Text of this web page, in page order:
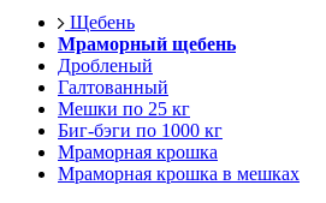
Щебень
Мраморный щебень
Дробленый
Галтованный
Мешки по 25 кг
Биг-бэги по 1000 кг
Мраморная крошка
Мраморная крошка в мешках